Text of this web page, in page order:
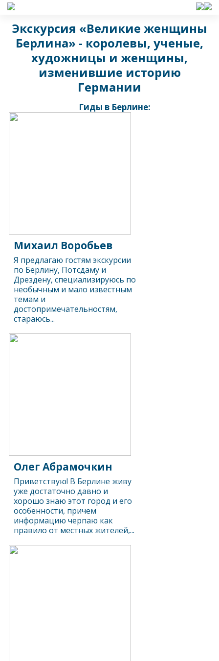
Экскурсия «Великие женщины
Берлина» - королевы, ученые,
художницы и женщины,
изменившие историю
Германии
Гиды в Берлине:
Михаил Воробьев
Я предлагаю гостям экскурсии
по Берлину, Потсдаму и
Дрездену, специализируюсь по
необычным и мало известным
темам и
достопримечательностям,
стараюсь...
Олег Абрамочкин
Приветствую! В Берлине живу
уже достаточно давно и
хорошо знаю этот город и его
особенности, причем
информацию черпаю как
правило от местных жителей,...